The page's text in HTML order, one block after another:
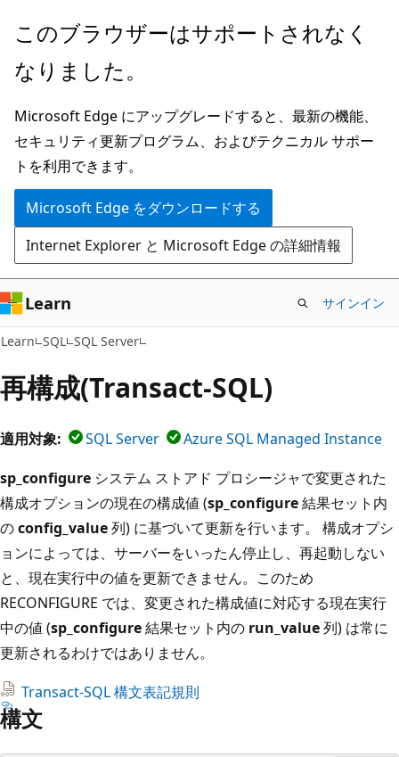
メ
ン
ン
テ
ン
ツ
に
ス
キ
ッ
プ
このブラウザーはサポートされなく
なりました。
Microsoft Edge にアップグレードすると、最新の機能、
セキュリティ更新プログラム、およびテクニカル サポー
トを利用できます。
Microsoft Edge をダウンロードする
Internet Explorer と Microsoft Edge の詳細情報
Learn サインイン
Learn SQL SQL Server
再構成(Transact-SQL)
適用対象: SQL Server
Azure SQL Managed Instance
sp_configure システム ストアド プロシージャで変更された
構成オプションの現在の構成値 (sp_configure結果セット内
のconfig_value列) に基づいて更新を行います。 構成オプシ
ョンによっては、サーバーをいったん停止し、再起動しない
と、現在実行中の値を更新できません。このため
RECONFIGURE では、変更された構成値に対応する現在実行
中の値 (sp_configure結果セット内の run_value列) は常に
更新されるわけではありません。
Transact-SQL 構文表記規則
構文